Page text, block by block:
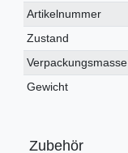
Technisches
Merkmal
Wert
Artikelnummer
Zustand
Verpackungsmasse
Gewicht
Zubehör